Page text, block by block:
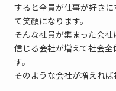
すると全員が仕事が好き
て笑顔になります。
そんな社員が集まった会
信じる会社が増えて社会
す。
そのような会社が増えれば